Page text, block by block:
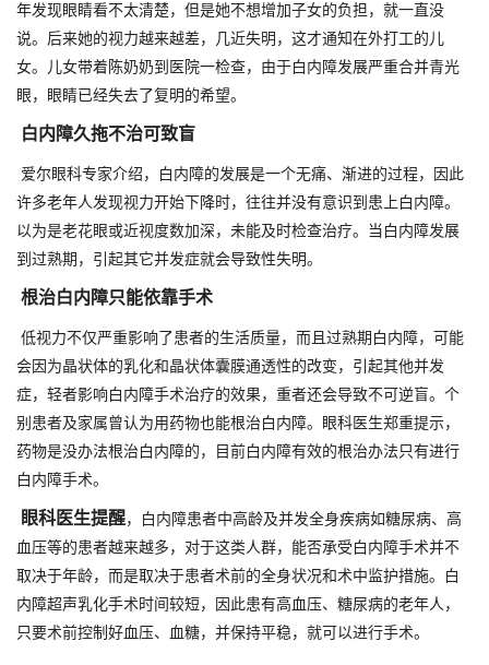
年发现眼睛看不太清楚，但是她不想增加子女的负担，就一直没
说。后来她的视力越来越差，几近失明，这才通知在外打工的儿
女。儿女带着陈奶奶到医院一检查，由于白内障发展严重合并青光
眼，眼睛已经失去了复明的希望。
白内障久拖不治可致盲
爱尔眼科专家介绍，白内障的发展是一个无痛、渐进的过程，因此
许多老年人发现视力开始下降时，往往并没有意识到患上白内障。
以为是老花眼或近视度数加深，未能及时检查治疗。当白内障发展
到过熟期，引起其它并发症就会导致性失明。
根治白内障只能依靠手术
低视力不仅严重影响了患者的生活质量，而且过熟期白内障，可能
会因为晶状体的乳化和晶状体囊膜通透性的改变，引起其他并发
症，轻者影响白内障手术治疗的效果，重者还会导致不可逆盲。个
别患者及家属曾认为用药物也能根治白内障。眼科医生郑重提示，
药物是没办法根治白内障的，目前白内障有效的根治办法只有进行
白内障手术。
眼科医生提醒，白内障患者中高龄及并发全身疾病如糖尿病、高
血压等的患者越来越多，对于这类人群，能否承受白内障手术并不
取决于年龄，而是取决于患者术前的全身状况和术中监护措施。白
内障超声乳化手术时间较短，因此患有高血压、糖尿病的老年人，
只要术前控制好血压、血糖，并保持平稳，就可以进行手术。